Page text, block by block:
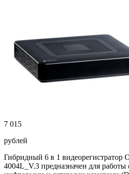
7 015
рублей
Гибридный 6 в 1 видеорегистратор
4004L_V.3 предназначен для